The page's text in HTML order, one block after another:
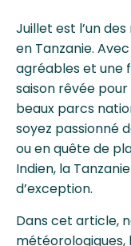
Juillet est l’un
en Tanzanie.
agréables et une
saison rêvée
beaux parcs
soyez passionné
ou en quête de
Indien, la
d’exception.
Dans cet article,
météorologiques,